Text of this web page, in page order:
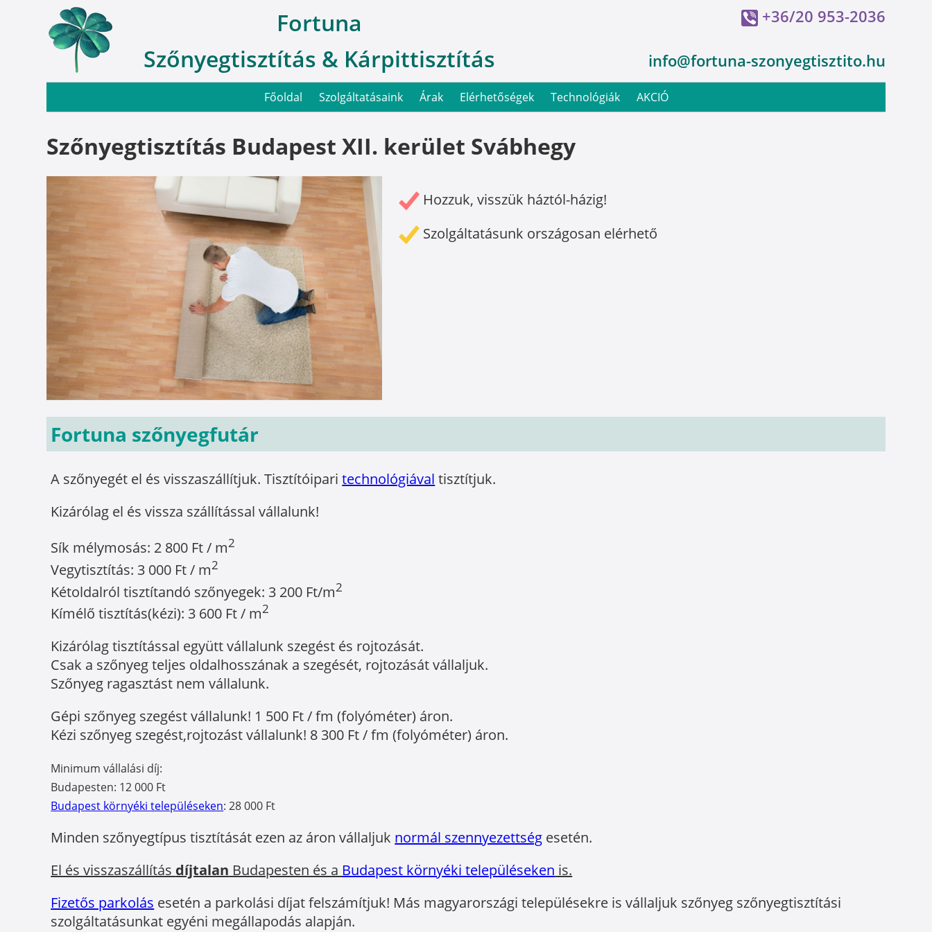
Fortuna
Szőnyegtisztítás & Kárpittisztítás
+36/20 953-2036
info@fortuna-szonyegtisztito.hu
Főoldal Szolgáltatásaink Árak Elérhetőségek Technológiák AKCIÓ
Szőnyegtisztítás Budapest XII. kerület Svábhegy
Hozzuk, visszük háztól-házig!
Szolgáltatásunk országosan elérhető
Fortuna szőnyegfutár
A szőnyegét el és visszaszállítjuk. Tisztítóiparitechnológiával tisztítjuk.
Kizárólag el és vissza szállítással vállalunk!
Sík mélymosás: 2 800 Ft / m2
Vegytisztítás: 3 000 Ft / m2
Kétoldalról tisztítandó szőnyegek: 3 200 Ft/m2
Kímélő tisztítás(kézi): 3 600 Ft / m2
Kizárólag tisztítással együtt vállalunk szegést és rojtozását.
Csak a szőnyeg teljes oldalhosszának a szegését, rojtozását vállaljuk.
Szőnyeg ragasztást nem vállalunk.
Gépi szőnyeg szegést vállalunk! 1 500 Ft / fm (folyóméter) áron.
Kézi szőnyeg szegést,rojtozást vállalunk! 8 300 Ft / fm (folyóméter) áron.
Minimum vállalási díj:
Budapesten: 12 000 Ft
Budapest környéki településeken: 28 000 Ft
Minden szőnyegtípus tisztítását ezen az áron vállaljuk normál szennyezettség esetén.
El és visszaszállítás díjtalan Budapesten és a Budapest környéki településeken is.
Fizetős parkolás esetén a parkolási díjat felszámítjuk! Más magyarországi településekre is vállaljuk szőnyeg szőnyegtisztítási
szolgáltatásunkat egyéni megállapodás alapján.